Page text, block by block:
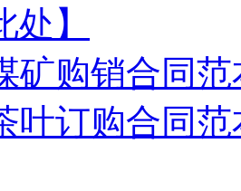
处】
矿购销合同范
叶订购合同范